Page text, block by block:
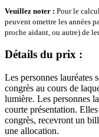
Veuillez noter : Pour le
peuvent omettre les années
proche aidant, ou autre) de
Détails du prix :
Les personnes lauréates
congrès au cours de
lumière. Les personnes
courte présentation.
congrès, recevront un
une allocation.